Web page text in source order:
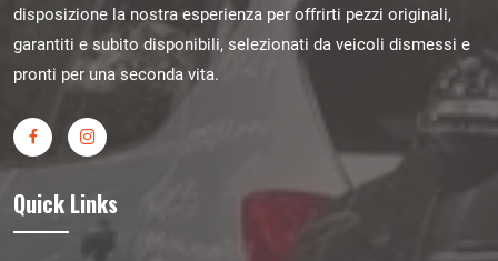
disposizione la nostra esperienza per offrirti pezzi originali,
garantiti e subito disponibili, selezionati da veicoli dismessi e
pronti per una seconda vita.
Quick Links